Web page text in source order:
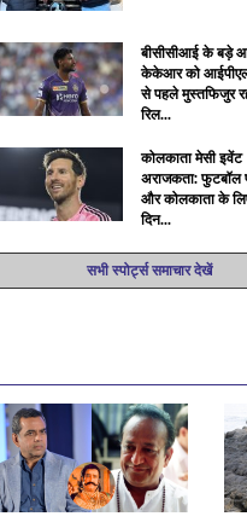
बीसीसीआई के बड़े
केकेआर को
से पहले मुस्तफिजुर
रिल...
कोलकाता मेसी इवेंट
अराजकता: फुटबॉल
और कोलकाता के
दिन...
सभी स्पोर्ट्स समाचार देखें